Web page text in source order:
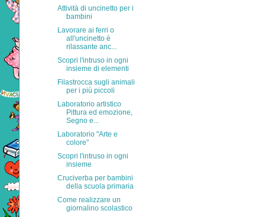
Attività di uncinetto per i
bambini
Lavorare ai ferri o
all'uncinetto è
rilassante anc...
Scopri l'intruso in ogni
insieme di elementi
Filastrocca sugli animali
per i più piccoli
Laboratorio artistico
Pittura ed emozione,
Segno e...
Laboratorio "Arte e
colore"
Scopri l'intruso in ogni
insieme
Cruciverba per bambini
della scuola primaria
Come realizzare un
giornalino scolastico